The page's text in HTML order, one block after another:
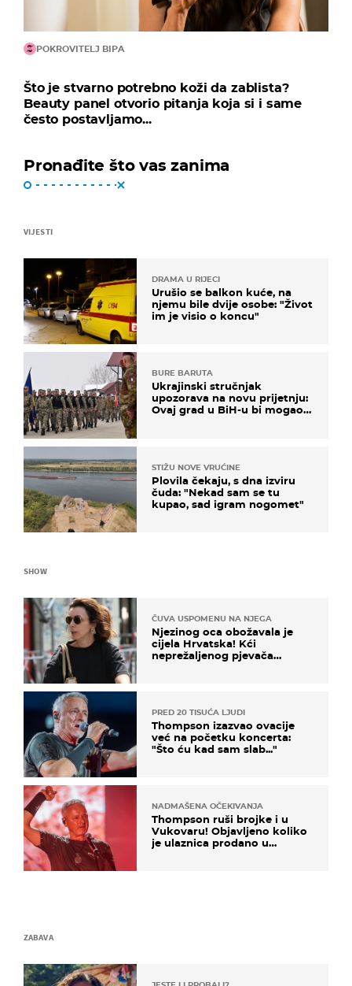
POKROVITELJ BIPA
Što je stvarno potrebno koži da zablista?
Beauty panel otvorio pitanja koja si i same
često postavljamo...
Pronađite što vas zanima
VIJESTI
DRAMA U RIJECI
Urušio se balkon kuće, na
njemu bile dvije osobe: "Život
im je visio o koncu"
BURE BARUTA
Ukrajinski stručnjak
upozorava na novu prijetnju:
Ovaj grad u BiH-u bi mogao
STIŽU NOVE VRUĆINE
Plovila čekaju, s dna izviru
čuda: "Nekad sam se tu
kupao, sad igram nogomet"
SHOW
ČUVA USPOMENU NA NJEGA
Njezinog oca obožavala je
cijela Hrvatska! Kći
neprežaljenog pjevača
PRED 20 TISUĆA LJUDI
Thompson izazvao ovacije
već na početku koncerta:
"Što ću kad sam slab..."
NADMAŠENA OČEKIVANJA
Thompson ruši brojke i u
Vukovaru! Objavljeno koliko
je ulaznica prodano u
ZABAVA